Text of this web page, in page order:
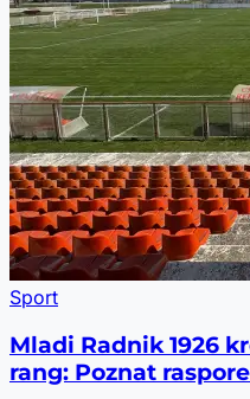
Sport
Mladi Radnik 1926
rang: Poznat